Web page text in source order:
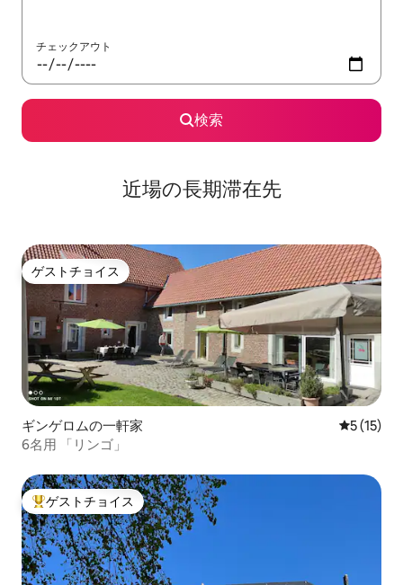
チェックアウト
検索
近場の長期滞在先
ゲストチョイス
ゲストチョイス
ギンゲロムの一軒家 レビュー
5 (15)
6名用 「リンゴ」
大好評のゲストチョイスです。
ゲストチョイス